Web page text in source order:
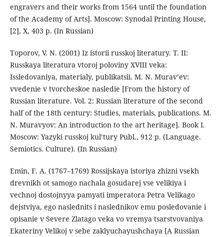
engravers and their works from 1564 until the foundation
of the Academy of Arts]. Moscow: Synodal Printing House,
[2], X, 403 p. (In Russian)
Toporov, V. N. (2001) Iz istorii russkoj literatury. T. II:
Russkaya literatura vtoroj poloviny XVIII veka:
Issledovaniya, materialy, publikatsii. M. N. Murav’ev:
vvedenie v tvorcheskoe nasledie [From the history of
Russian literature. Vol. 2: Russian literature of the second
half of the 18th century: Studies, materials, publications. M.
N. Muravyov: An introduction to the art heritage]. Book I.
Moscow: Yazyki russkoj kul’tury Publ., 912 p. (Language.
Semiotics. Culture). (In Russian)
Emin, F. A. (1767–1769) Rossijskaya istoriya zhizni vsekh
drevnikh ot samogo nachala gosudarej vse velikiya i
vechnoj dostojnyya pamyati imperatora Petra Velikago
dejstviya, ego naslednits i naslednikov emu posledovanie i
opisanie v Severe Zlatago veka vo vremya tsarstvovaniya
Ekateriny Velikoj v sebe zaklyuchayushchaya [A Russian